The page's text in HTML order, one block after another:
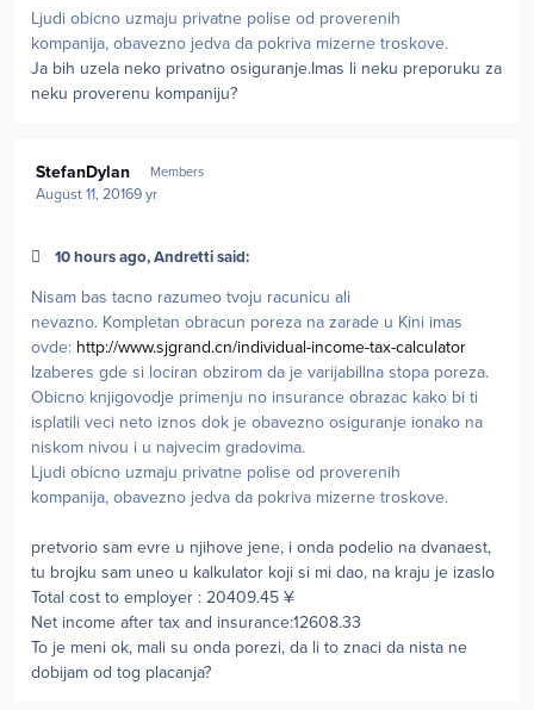
Ljudi obicno uzmaju privatne polise od proverenih
kompanija, obavezno jedva da pokriva mizerne troskove.
Ja bih uzela neko privatno osiguranje.Imas li neku preporuku za
neku proverenu kompaniju?
StefanDylan Members
August 11, 20169 yr
10 hours ago, Andretti said:
Nisam bas tacno razumeo tvoju racunicu ali
nevazno. Kompletan obracun poreza na zarade u Kini imas
ovde: http://www.sjgrand.cn/individual-income-tax-calculator
Izaberes gde si lociran obzirom da je varijabillna stopa poreza.
Obicno knjigovodje primenju no insurance obrazac kako bi ti
isplatili veci neto iznos dok je obavezno osiguranje ionako na
niskom nivou i u najvecim gradovima.
Ljudi obicno uzmaju privatne polise od proverenih
kompanija, obavezno jedva da pokriva mizerne troskove.
pretvorio sam evre u njihove jene, i onda podelio na dvanaest,
tu brojku sam uneo u kalkulator koji si mi dao, na kraju je izaslo
Total cost to employer : 20409.45 ¥
Net income after tax and insurance:12608.33
To je meni ok, mali su onda porezi, da li to znaci da nista ne
dobijam od tog placanja?